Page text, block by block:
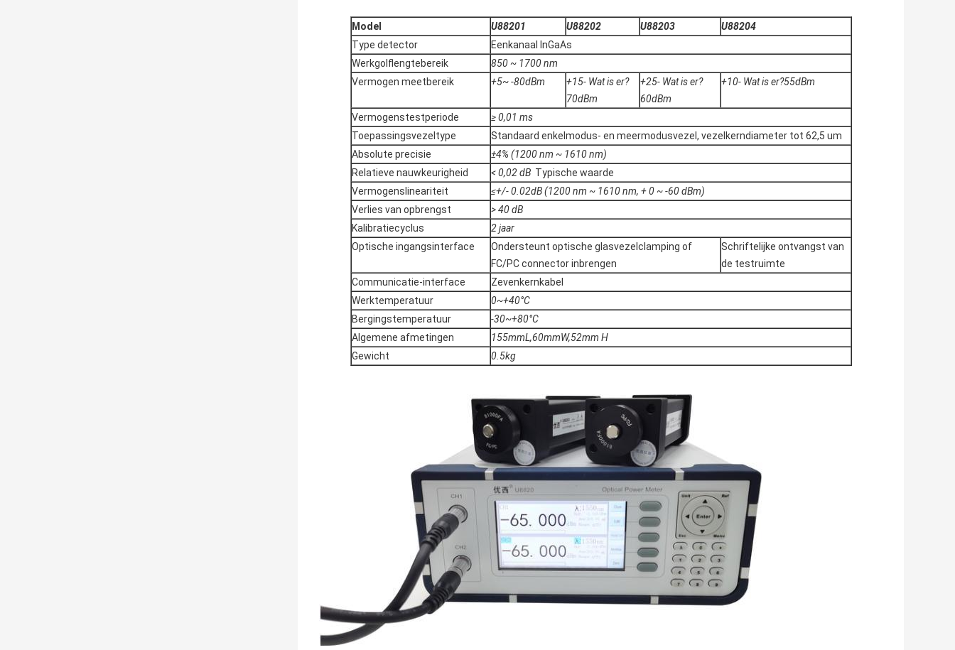
Model U88201 U88202 U88203 U88204
Type detector
Eenkanaal InGaAs
Werkgolflengtebereik
850 ~ 1700 nm
Vermogen meetbereik
+5~ -80dBm +15- Wat is er?
70dBm
+25- Wat is er?
60dBm
+10- Wat is er?55dBm
Vermogenstestperiode
≥ 0,01 ms
Toepassingsvezeltype
Standaard enkelmodus- en meermodusvezel, vezelkerndiameter tot 62,5 um
Absolute precisie
±4% (1200 nm ~ 1610 nm)
Relatieve nauwkeurigheid
< 0,02 dB Typische waarde
Vermogenslineariteit
≤+/- 0.02dB (1200 nm ~ 1610 nm, + 0 ~ -60 dBm)
Verlies van opbrengst
> 40 dB
Kalibratiecyclus
2 jaar
Optische ingangsinterface
Ondersteunt optische glasvezelclamping of
FC/PC connector inbrengen
Schriftelijke ontvangst van
de testruimte
Communicatie-interface
Zevenkernkabel
Werktemperatuur
0~+40°C
Bergingstemperatuur
-30~+80°C
Algemene afmetingen
155mmL,60mmW,52mm H
Gewicht
0.5kg